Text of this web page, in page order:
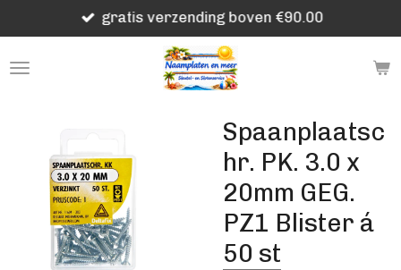
direct
naar
gratis verzending boven €90.00
Spaanplaatsc
hr. PK. 3.0 x
20mm GEG.
PZ1 Blister á
50 st